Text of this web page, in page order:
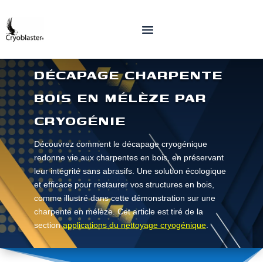
DÉCAPAGE CHARPENTE
BOIS EN MÉLÈZE PAR
CRYOGÉNIE
Découvrez comment le décapage cryogénique
redonne vie aux charpentes en bois, en préservant
leur intégrité sans abrasifs. Une solution écologique
et efficace pour restaurer vos structures en bois,
comme illustré dans cette démonstration sur une
charpente en mélèze. Cet article est tiré de la
sectionapplications du nettoyage cryogénique.